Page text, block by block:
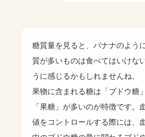
糖質量を見ると、バナナのよう
質が多いものは食べてはいけな
うに感じるかもしれませんね。
果物に含まれる糖は「ブドウ糖
「果糖」が多いのが特徴です。
値をコントロールする際には、